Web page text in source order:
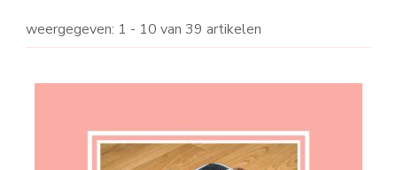
weergegeven: 1 - 10 van 39 artikelen